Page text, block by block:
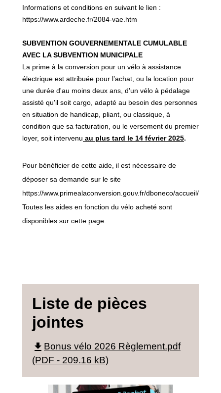
Informations et conditions en suivant le lien :
https://www.ardeche.fr/2084-vae.htm
SUBVENTION GOUVERNEMENTALE CUMULABLE
AVEC LA SUBVENTION MUNICIPALE
La prime à la conversion pour un vélo à assistance
électrique est attribuée pour l’achat, ou la location pour
une durée d'au moins deux ans, d'un vélo à pédalage
assisté qu'il soit cargo, adapté au besoin des personnes
en situation de handicap, pliant, ou classique, à
condition que sa facturation, ou le versement du premier
loyer, soit intervenu au plus tard le 14 février 2025.
Pour bénéficier de cette aide, il est nécessaire de
déposer sa demande sur le site
https://www.primealaconversion.gouv.fr/dboneco/accueil/
Toutes les aides en fonction du vélo acheté sont
disponibles sur cette page.
Liste de pièces
jointes
file_download Bonus vélo 2026 Règlement.pdf
(PDF - 209.16 kB)